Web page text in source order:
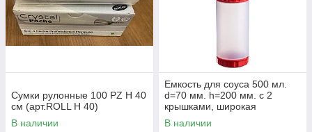
Сумки рулонные 100 PZ H 40
см (арт.ROLL H 40)
В наличии
Емкость для соуса 500 мл.
d=70 мм. h=200 мм. с 2
крышками, широкая
прозрачная, крышки красны
GP /1/
В наличии